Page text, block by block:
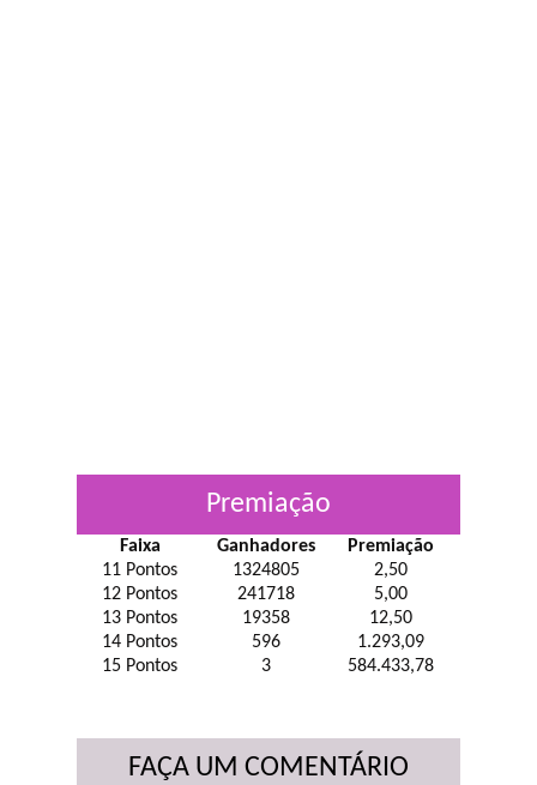
Premiação
Faixa Ganhadores
Premiação
11 Pontos
1324805
2,50
12 Pontos
241718
5,00
13 Pontos
19358
12,50
14 Pontos
596
1.293,09
15 Pontos
3 584.433,78
FAÇA UM COMENTÁRIO